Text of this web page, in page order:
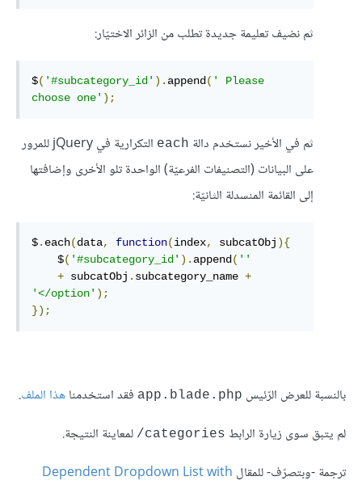
ثم نضيف تعليمة جديدة تطلب من الزائر الاختيّار:
$( '#subcategory_id' ). append( ' Please
choose one' );
ثم في الأخير نستخدم دالة each
التكرارية في jQuery للمرور
على البيانات (التصنيفات الفرعيّة) الواحدة تلو الأخرى وإضافتها
إلى القائمة المنسدلة الثانيّة:
$. each(data, function(index, subcatObj ){
    $
( '#subcategory_id' ). append( ''
+ subcatObj . subcategory_name +
'</option' );
});
بالنسبة للعرض الرّئيس app.blade.php فقد استخدمناهذا الملف.
لم يتبق سوى زيارة الرابط categories/
لمعاينة النتيجة.
ترجمة -وبتصرّف- للمقال Dependent Dropdown List with